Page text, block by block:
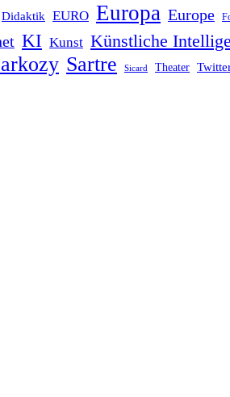
Didaktik EURO Europa Europe
KI Kunst Künstliche
Sartre Sicard Theater